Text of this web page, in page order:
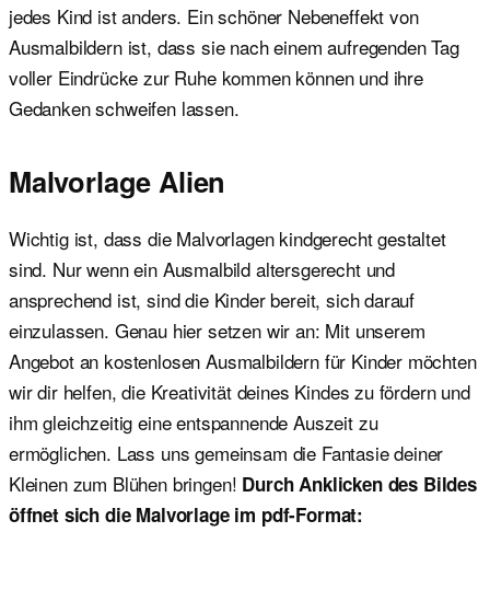
jedes Kind ist anders. Ein schöner Nebeneffekt von
Ausmalbildern ist, dass sie nach einem aufregenden Tag
voller Eindrücke zur Ruhe kommen können und ihre
Gedanken schweifen lassen.
Malvorlage Alien
Wichtig ist, dass die Malvorlagen kindgerecht gestaltet
sind. Nur wenn ein Ausmalbild altersgerecht und
ansprechend ist, sind die Kinder bereit, sich darauf
einzulassen. Genau hier setzen wir an: Mit unserem
Angebot an kostenlosen Ausmalbildern für Kinder möchten
wir dir helfen, die Kreativität deines Kindes zu fördern und
ihm gleichzeitig eine entspannende Auszeit zu
ermöglichen. Lass uns gemeinsam die Fantasie deiner
Kleinen zum Blühen bringen! Durch Anklicken des Bildes
öffnet sich die Malvorlage im pdf-Format: